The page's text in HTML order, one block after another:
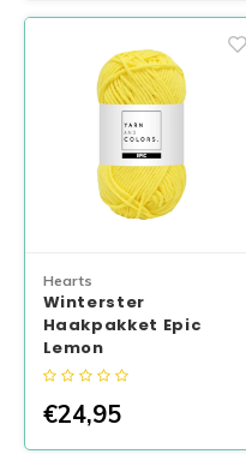
Hearts
Winterster
Haakpakket Epic
Lemon
€24,95